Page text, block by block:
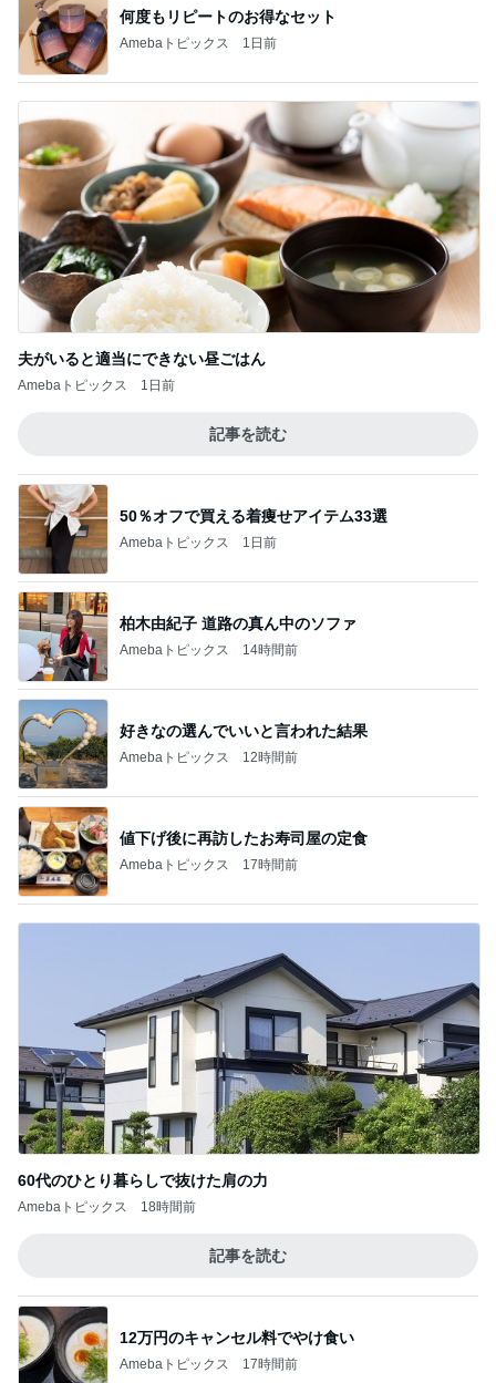
何度もリピートのお得なセット
Amebaトピックス 1日前
夫がいると適当にできない昼ごはん
Amebaトピックス 1日前
記事を読む
50％オフで買える着痩せアイテム33選
Amebaトピックス 1日前
柏木由紀子 道路の真ん中のソファ
Amebaトピックス 14時間前
好きなの選んでいいと言われた結果
Amebaトピックス 12時間前
値下げ後に再訪したお寿司屋の定食
Amebaトピックス 17時間前
60代のひとり暮らしで抜けた肩の力
Amebaトピックス 18時間前
記事を読む
12万円のキャンセル料でやけ食い
Amebaトピックス 17時間前